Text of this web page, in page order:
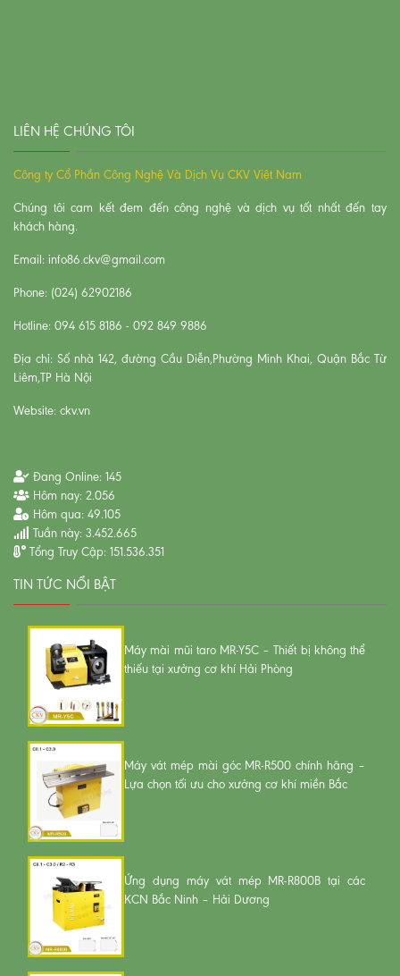
LIÊN HỆ CHÚNG TÔI
Công ty Cổ Phần Công Nghệ Và Dịch Vụ CKV Việt Nam
Chúng tôi cam kết đem đến công nghệ và dịch vụ tốt nhất đến tay
khách hàng.
Email: info86.ckv@gmail.com
Phone: (024) 62902186
Hotline: 094 615 8186 - 092 849 9886
Địa chỉ: Số nhà 142, đường Cầu Diễn,Phường Minh Khai, Quận Bắc Từ
Liêm,TP Hà Nội
Website: ckv.vn
Đang Online: 145
Hôm nay: 2.056
Hôm qua: 49.105
Tuần này: 3.452.665
Tổng Truy Cập: 151.536.351
TIN TỨC NỔI BẬT
Máy mài mũi taro MR-Y5C – Thiết bị không thể
thiếu tại xưởng cơ khí Hải Phòng
Máy vát mép mài góc MR-R500 chính hãng –
Lựa chọn tối ưu cho xưởng cơ khí miền Bắc
Ứng dụng máy vát mép MR-R800B tại các
KCN Bắc Ninh – Hải Dương